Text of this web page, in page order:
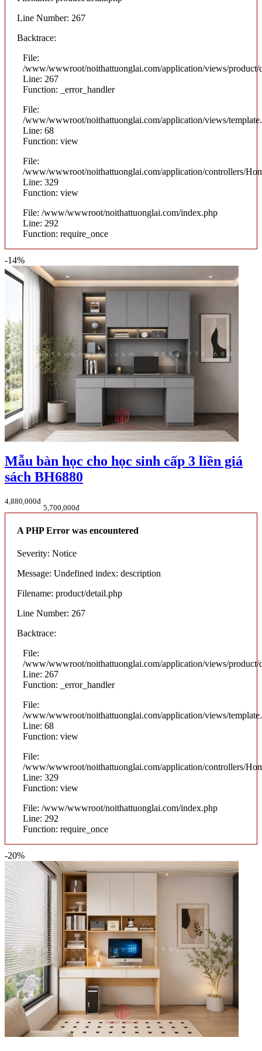
Line Number: 267
Backtrace:
File:
/www/wwwroot/noithattuonglai.com/application/views/product/
Line: 267
Function: _error_handler
File:
/www/wwwroot/noithattuonglai.com/application/views/
Line: 68
Function: view
File:
/www/wwwroot/noithattuonglai.com/application/controllers/
Line: 329
Function: view
File: /www/wwwroot/noithattuonglai.com/index.php
Line: 292
Function: require_once
-14%
Mẫu bàn học cho học sinh cấp 3 liền giá
sách BH6880
4,880,000đ
5,700,000đ
A PHP Error was encountered
Severity: Notice
Message: Undefined index: description
Filename: product/detail.php
Line Number: 267
Backtrace:
File:
/www/wwwroot/noithattuonglai.com/application/views/product/
Line: 267
Function: _error_handler
File:
/www/wwwroot/noithattuonglai.com/application/views/
Line: 68
Function: view
File:
/www/wwwroot/noithattuonglai.com/application/controllers/
Line: 329
Function: view
File: /www/wwwroot/noithattuonglai.com/index.php
Line: 292
Function: require_once
-20%